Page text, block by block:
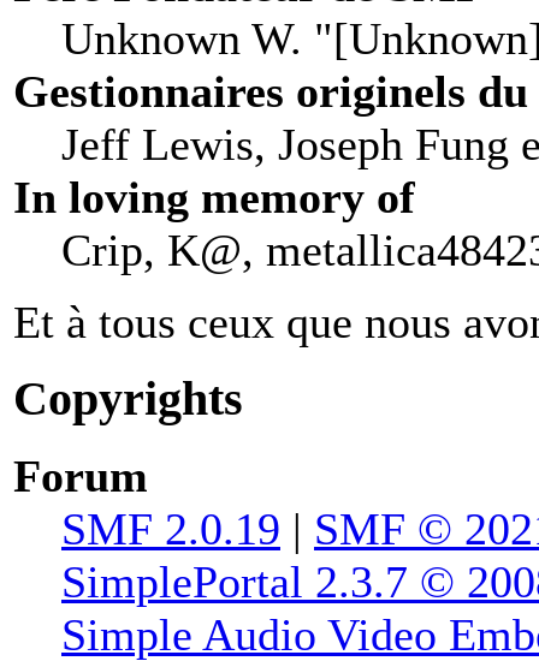
Unknown W.
Gestionnaires originels
Jeff Lewis, Joseph Fung
In loving memory of
Crip, K@,
Et à tous ceux que nous
Copyrights
Forum
SMF 2.0.19 | SMF ©
SimplePortal 2.3.7 ©
Simple Audio Video